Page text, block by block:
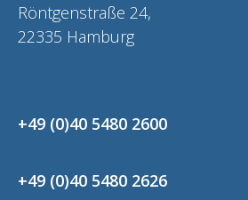
Röntgenstraße 24,
22335 Hamburg
+49 (0)40 5480 2600
+49 (0)40 5480 2626